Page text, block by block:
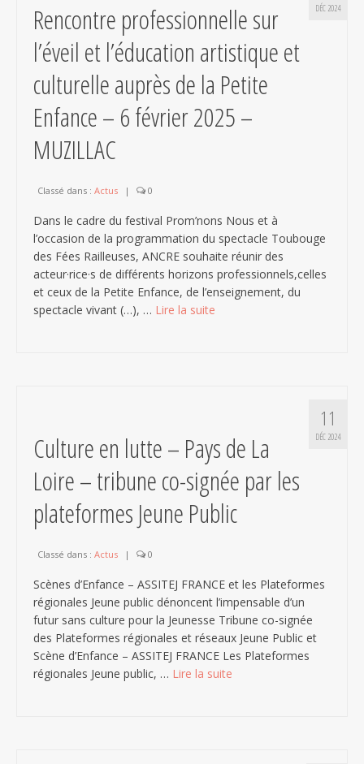
DÉC 2024
Rencontre professionnelle sur
l’éveil et l’éducation artistique et
culturelle auprès de la Petite
Enfance – 6 février 2025 –
MUZILLAC
Classé dans : Actus | 0
Dans le cadre du festival Prom’nons Nous et à
l’occasion de la programmation du spectacle Toubouge
des Fées Railleuses, ANCRE souhaite réunir des
acteur·rice·s de différents horizons professionnels,celles
et ceux de la Petite Enfance, de l’enseignement, du
spectacle vivant (…), … Lire la suite­­
11
DÉC 2024
Culture en lutte – Pays de La
Loire – tribune co-signée par les
plateformes Jeune Public
Classé dans : Actus | 0
Scènes d’Enfance – ASSITEJ FRANCE et les Plateformes
régionales Jeune public dénoncent l’impensable d’un
futur sans culture pour la Jeunesse Tribune co-signée
des Plateformes régionales et réseaux Jeune Public et
Scène d’Enfance – ASSITEJ FRANCE Les Plateformes
régionales Jeune public, … Lire la suite­­